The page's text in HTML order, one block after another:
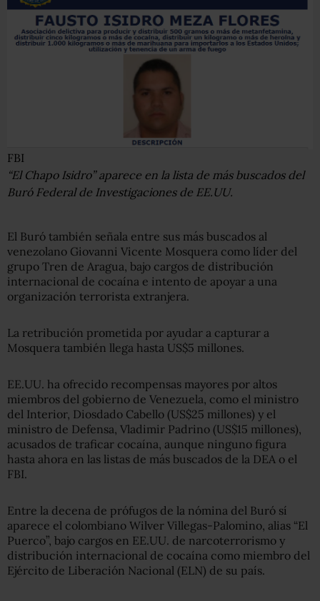
FBI
“El Chapo Isidro” aparece en la lista de más buscados del
Buró Federal de Investigaciones de EE.UU.
El Buró también señala entre sus más buscados al
venezolano Giovanni Vicente Mosquera como líder del
grupo Tren de Aragua, bajo cargos de distribución
internacional de cocaína e intento de apoyar a una
organización terrorista extranjera.
La retribución prometida por ayudar a capturar a
Mosquera también llega hasta US$5 millones.
EE.UU. ha ofrecido recompensas mayores por altos
miembros del gobierno de Venezuela, como el ministro
del Interior, Diosdado Cabello (US$25 millones) y el
ministro de Defensa, Vladimir Padrino (US$15 millones),
acusados de traficar cocaína, aunque ninguno figura
hasta ahora en las listas de más buscados de la DEA o el
FBI.
Entre la decena de prófugos de la nómina del Buró sí
aparece el colombiano Wilver Villegas-Palomino, alias “El
Puerco”, bajo cargos en EE.UU. de narcoterrorismo y
distribución internacional de cocaína como miembro del
Ejército de Liberación Nacional (ELN) de su país.